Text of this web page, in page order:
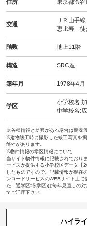
住所 東京都渋谷
交通
ＪＲ山手線
恵比寿 徒
階数 地上11階
構造 SRC造
築年月 1978年4月
学区
小学校名:
中学校名:
※各種情報と差異がある場合は現況
※建物竣工時に撮影した竣工写真を
能性があります。
※物件情報の学区情報について
当サイト物件情報に記載されており
ービスが提供する小学校区データ【
したものですので、記載情報が現在
ンロードサービスのWEBサイト上で
た、通学区域(学区)は毎年見直しの
てご活用下さい。
ハイラ